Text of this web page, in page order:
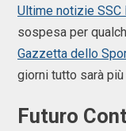
Ultime notizie SSC
sospesa per
Gazzetta dello
giorni tutto sarà più
Futuro